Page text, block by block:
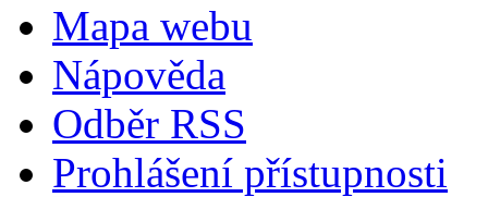
Mapa webu
Nápověda
Odběr RSS
Prohlášení přístupnosti